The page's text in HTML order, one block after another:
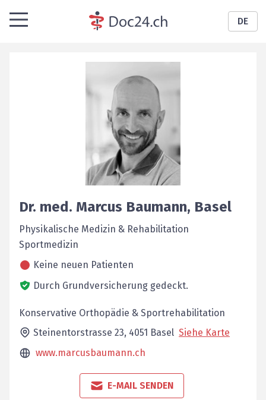
DE
Dr. med. Marcus Baumann, Basel
Physikalische Medizin & Rehabilitation
Sportmedizin
Keine neuen Patienten
Durch Grundversicherung gedeckt.
Konservative Orthopädie & Sportrehabilitation
Steinentorstrasse 23, 4051 Basel Siehe Karte
www.marcusbaumann.ch
E-MAIL SENDEN